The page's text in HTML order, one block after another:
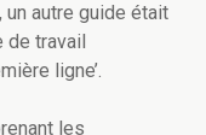
autre guide était
travail
ligne’.
les